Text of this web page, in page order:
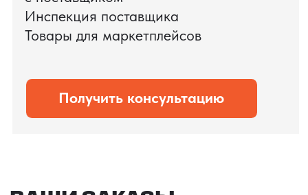
Оставить заявку